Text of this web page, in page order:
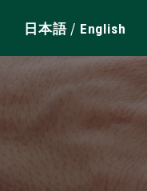
日本語/ English